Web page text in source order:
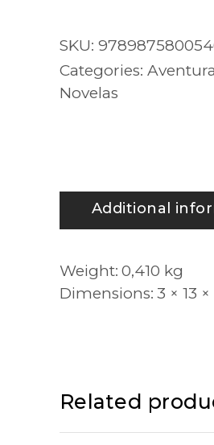
SKU:
Categories: Aventura
Novelas
Additional
Weight 0,410 kg
Dimensions 3 × 13
Related